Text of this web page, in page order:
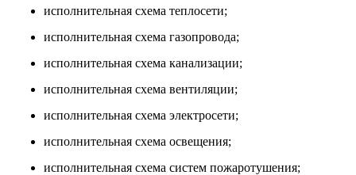
исполнительная схема теплосети;
исполнительная схема газопровода;
исполнительная схема канализации;
исполнительная схема вентиляции;
исполнительная схема электросети;
исполнительная схема освещения;
исполнительная схема систем пожаротушения;